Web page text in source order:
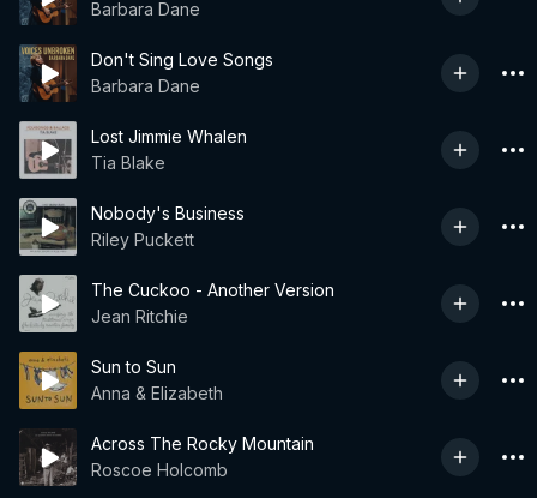
Barbara Dane
Don't Sing Love Songs
Barbara Dane
Lost Jimmie Whalen
Tia Blake
Nobody's Business
Riley Puckett
The Cuckoo - Another Version
Jean Ritchie
Sun to Sun
Anna & Elizabeth
Across The Rocky Mountain
Roscoe Holcomb